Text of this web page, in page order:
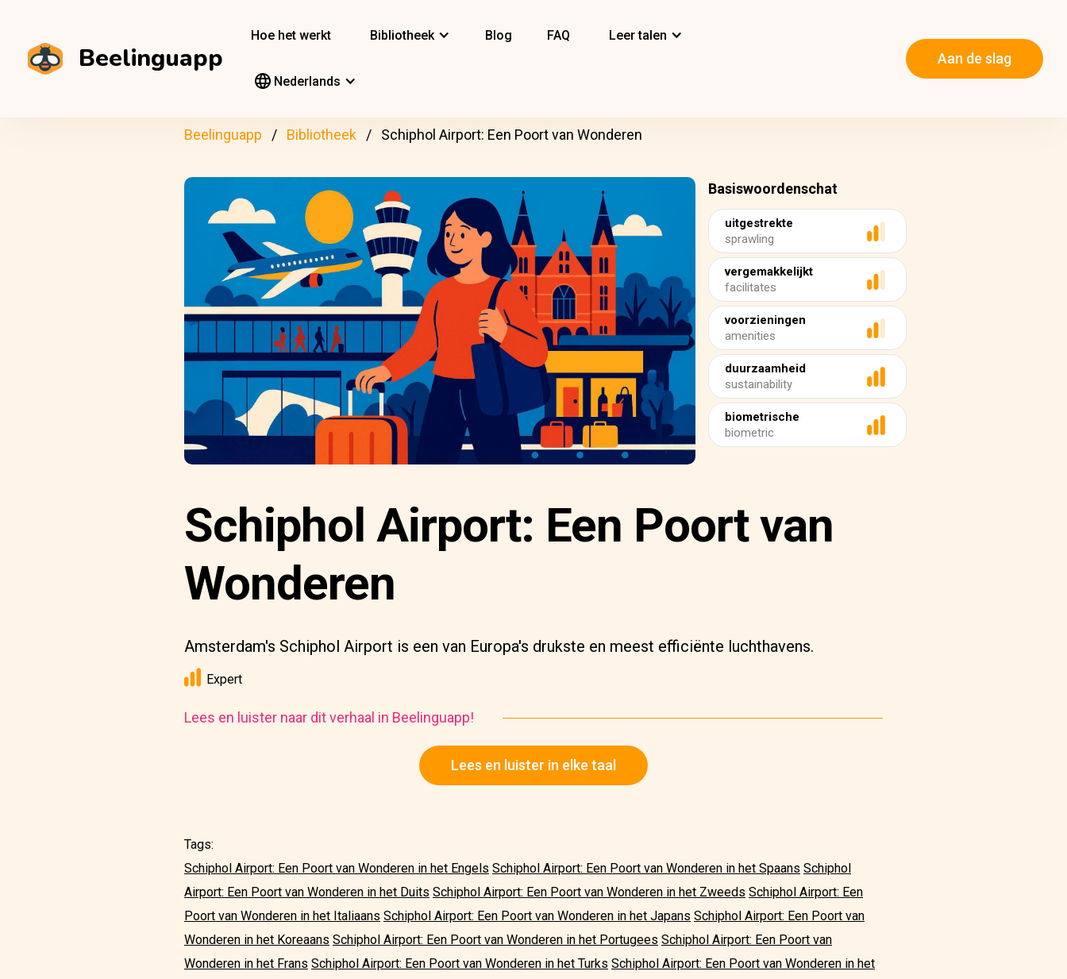
Beelinguapp
Hoe het werkt Bibliotheek Blog FAQ Leer talen
Nederlands
Aan de slag
Beelinguapp Bibliotheek Schiphol Airport: Een Poort van Wonderen
Basiswoordenschat
uitgestrekte
sprawling
vergemakkelijkt
facilitates
voorzieningen
amenities
duurzaamheid
sustainability
biometrische
biometric
Schiphol Airport: Een Poort van
Wonderen
Amsterdam's Schiphol Airport is een van Europa's drukste en meest efficiënte luchthavens.
Expert
Lees en luister naar dit verhaal in Beelinguapp!
Lees en luister in elke taal
Tags:
Schiphol Airport: Een Poort van Wonderen in het Engels Schiphol Airport: Een Poort van Wonderen in het Spaans Schiphol
Airport: Een Poort van Wonderen in het Duits Schiphol Airport: Een Poort van Wonderen in het Zweeds Schiphol Airport: Een
Poort van Wonderen in het Italiaans Schiphol Airport: Een Poort van Wonderen in het Japans Schiphol Airport: Een Poort van
Wonderen in het Koreaans Schiphol Airport: Een Poort van Wonderen in het Portugees Schiphol Airport: Een Poort van
Wonderen in het Frans Schiphol Airport: Een Poort van Wonderen in het Turks Schiphol Airport: Een Poort van Wonderen in het